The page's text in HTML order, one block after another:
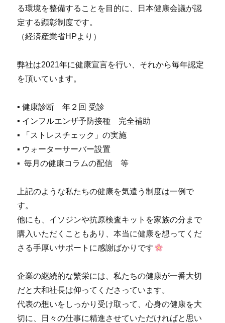
る環境を整備することを目的に、日本健康会議が認
定する顕彰制度です。
（経済産業省HPより）
弊社は2021年に健康宣言を行い、それから毎年認定
を頂いています。
▪ 健康診断 年２回 受診
▪ インフルエンザ予防接種 完全補助
▪ 「ストレスチェック」の実施
▪ ウォーターサーバー設置
▪ 毎月の健康コラムの配信 等
上記のような私たちの健康を気遣う制度は一例で
す。
他にも、イソジンや抗原検査キットを家族の分まで
購入いただくこともあり、本当に健康を想ってくだ
さる手厚いサポートに感謝ばかりです
企業の継続的な繁栄には、私たちの健康が一番大切
だと大和社長は仰ってくださっています。
代表の想いをしっかり受け取って、心身の健康を大
切に、日々の仕事に精進させていただければと思い